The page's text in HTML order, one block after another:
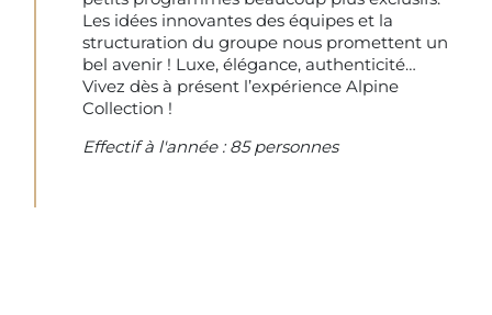
Les idées innovantes des équipes et la
structuration du groupe nous promettent un
bel avenir ! Luxe, élégance, authenticité…
Vivez dès à présent l’expérience Alpine
Collection !
Effectif à l'année : 85 personnes